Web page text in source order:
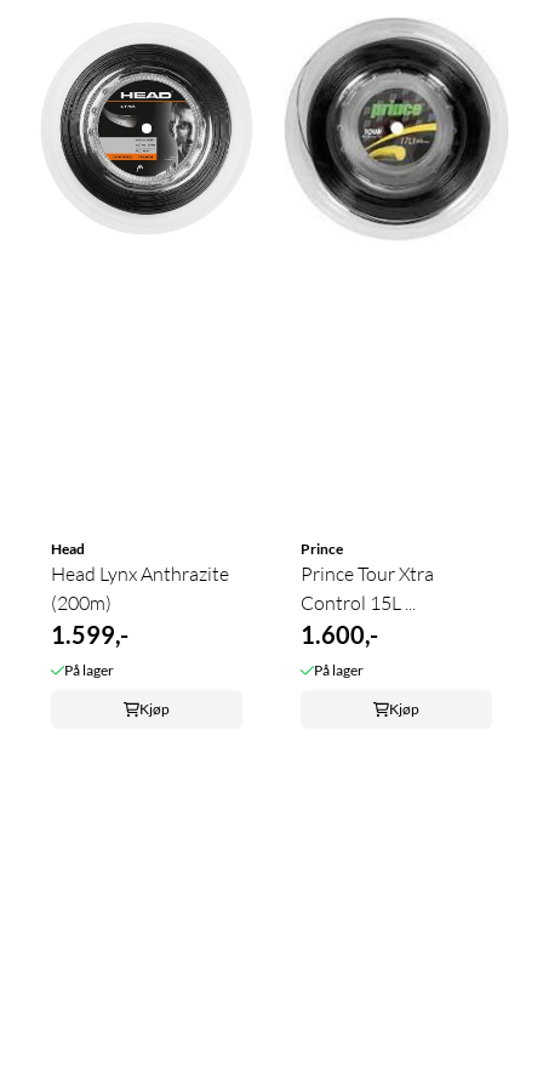
Head
Head Lynx Anthrazite
(200m)
1.599,-
På lager
Kjøp
Prince
Prince Tour Xtra
Control 15L ...
1.600,-
På lager
Kjøp